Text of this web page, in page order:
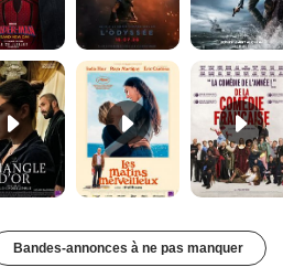
Les Matins merveilleux Bande-annonce VF De la Comédie-Française Teaser VF
Bandes-annonces à ne pas manquer